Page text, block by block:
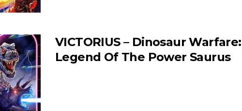
VICTORIUS – Dinosaur Warfare:
Legend Of The Power Saurus